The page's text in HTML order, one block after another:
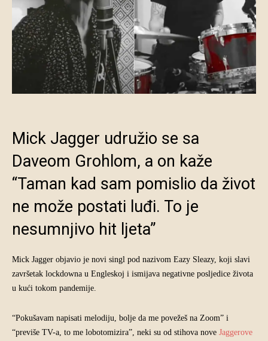
Mick Jagger udružio se sa
Daveom Grohlom, a on kaže
“Taman kad sam pomislio da život
ne može postati luđi. To je
nesumnjivo hit ljeta”
Mick Jagger objavio je novi singl pod nazivom Eazy Sleazy, koji slavi
završetak lockdowna u Engleskoj i ismijava negativne posljedice života
u kući tokom pandemije.
“Pokušavam napisati melodiju, bolje da me povežeš na Zoom” i
“previše TV-a, to me lobotomizira”, neki su od stihova nove Jaggerove